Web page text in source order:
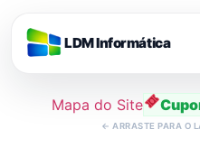
LDM Informática
Mapa do Site
← ARRASTE PARA O